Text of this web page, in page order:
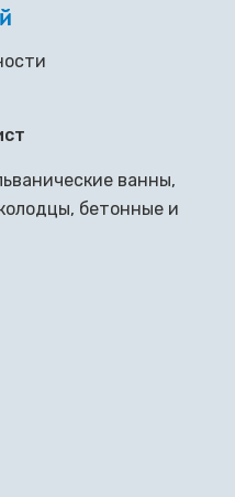
ванны,
бетонные и